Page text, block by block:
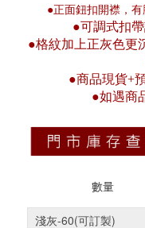
●正面鈕扣開襟，
●可調式扣
●格紋加上正灰色更
●商品現貨+
●如遇商
數量